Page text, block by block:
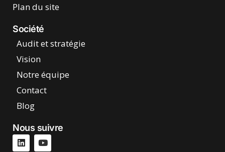
Plan du site
Société
Audit et stratégie
Vision
Notre équipe
Contact
Blog
Nous suivre